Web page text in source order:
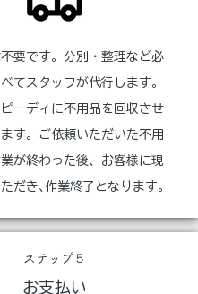
要です。分別・整理など必
てスタッフが代行します。
ピーディに不用品を回収させ
す。ご依頼いただいた不用
が終わった後、お客様に現
だき､作業終了となります｡
ステップ５
お支払い